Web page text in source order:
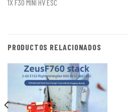
1X F30 MINI HV ESC
PRODUCTOS RELACIONADOS